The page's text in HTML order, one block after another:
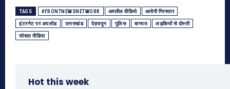
TAGS #FRONTNEWSNETWORK अश्लील वीडियो आरोपी गिरफ्तार
इंटरनेट पर अपलोड उत्तराखंड देहरादून पुलिस बागपत लड़कियों से दोस्ती
सोशल मीडिया
Hot this week